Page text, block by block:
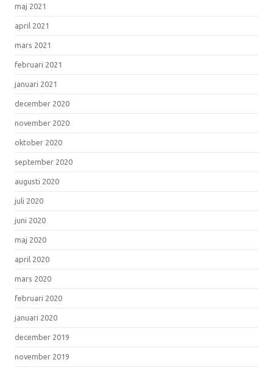
maj 2021
april 2021
mars 2021
februari 2021
januari 2021
december 2020
november 2020
oktober 2020
september 2020
augusti 2020
juli 2020
juni 2020
maj 2020
april 2020
mars 2020
februari 2020
januari 2020
december 2019
november 2019